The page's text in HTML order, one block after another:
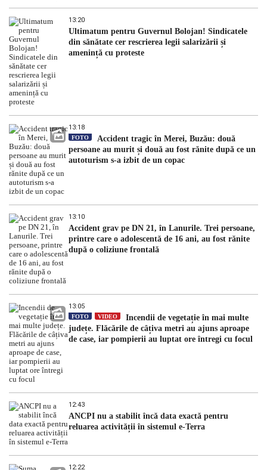
13:20
Ultimatum pentru Guvernul Bolojan! Sindicatele
din sănătate cer rescrierea legii salarizării și
amenință cu proteste
13:18
FOTO
Accident tragic în Merei, Buzău: două
persoane au murit și două au fost rănite după ce un
autoturism s-a izbit de un copac
13:10
Accident grav pe DN 21, în Lanurile. Trei persoane,
printre care o adolescentă de 16 ani, au fost rănite
după o coliziune frontală
13:05
FOTO VIDEO
Incendii de vegetație în mai multe
județe. Flăcările de câțiva metri au ajuns aproape
de case, iar pompierii au luptat ore întregi cu focul
12:43
ANCPI nu a stabilit încă data exactă pentru
reluarea activității în sistemul e-Terra
12:22